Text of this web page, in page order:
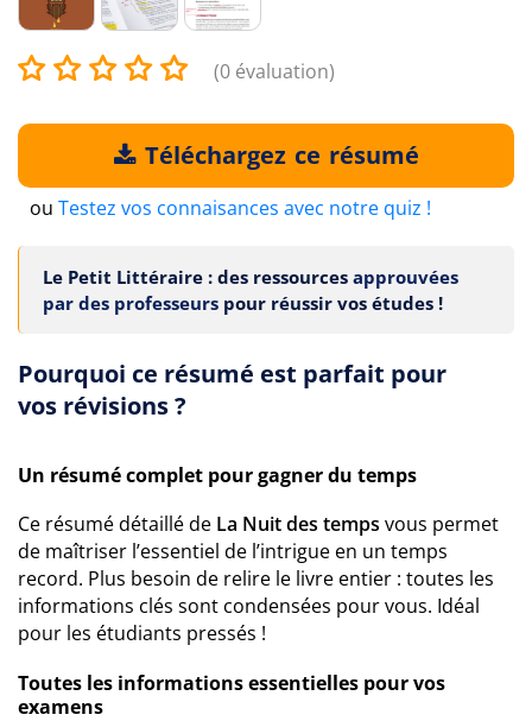
(0 évaluation)
Téléchargez ce résumé
ou Testez vos connaisances avec notre quiz !
Le Petit Littéraire : des ressources approuvées
par des professeurs pour réussir vos études !
Pourquoi ce résumé est parfait pour
vos révisions ?
Un résumé complet pour gagner du temps
Ce résumé détaillé de La Nuit des temps vous permet
de maîtriser l’essentiel de l’intrigue en un temps
record. Plus besoin de relire le livre entier : toutes les
informations clés sont condensées pour vous. Idéal
pour les étudiants pressés !
Toutes les informations essentielles pour vos
examens